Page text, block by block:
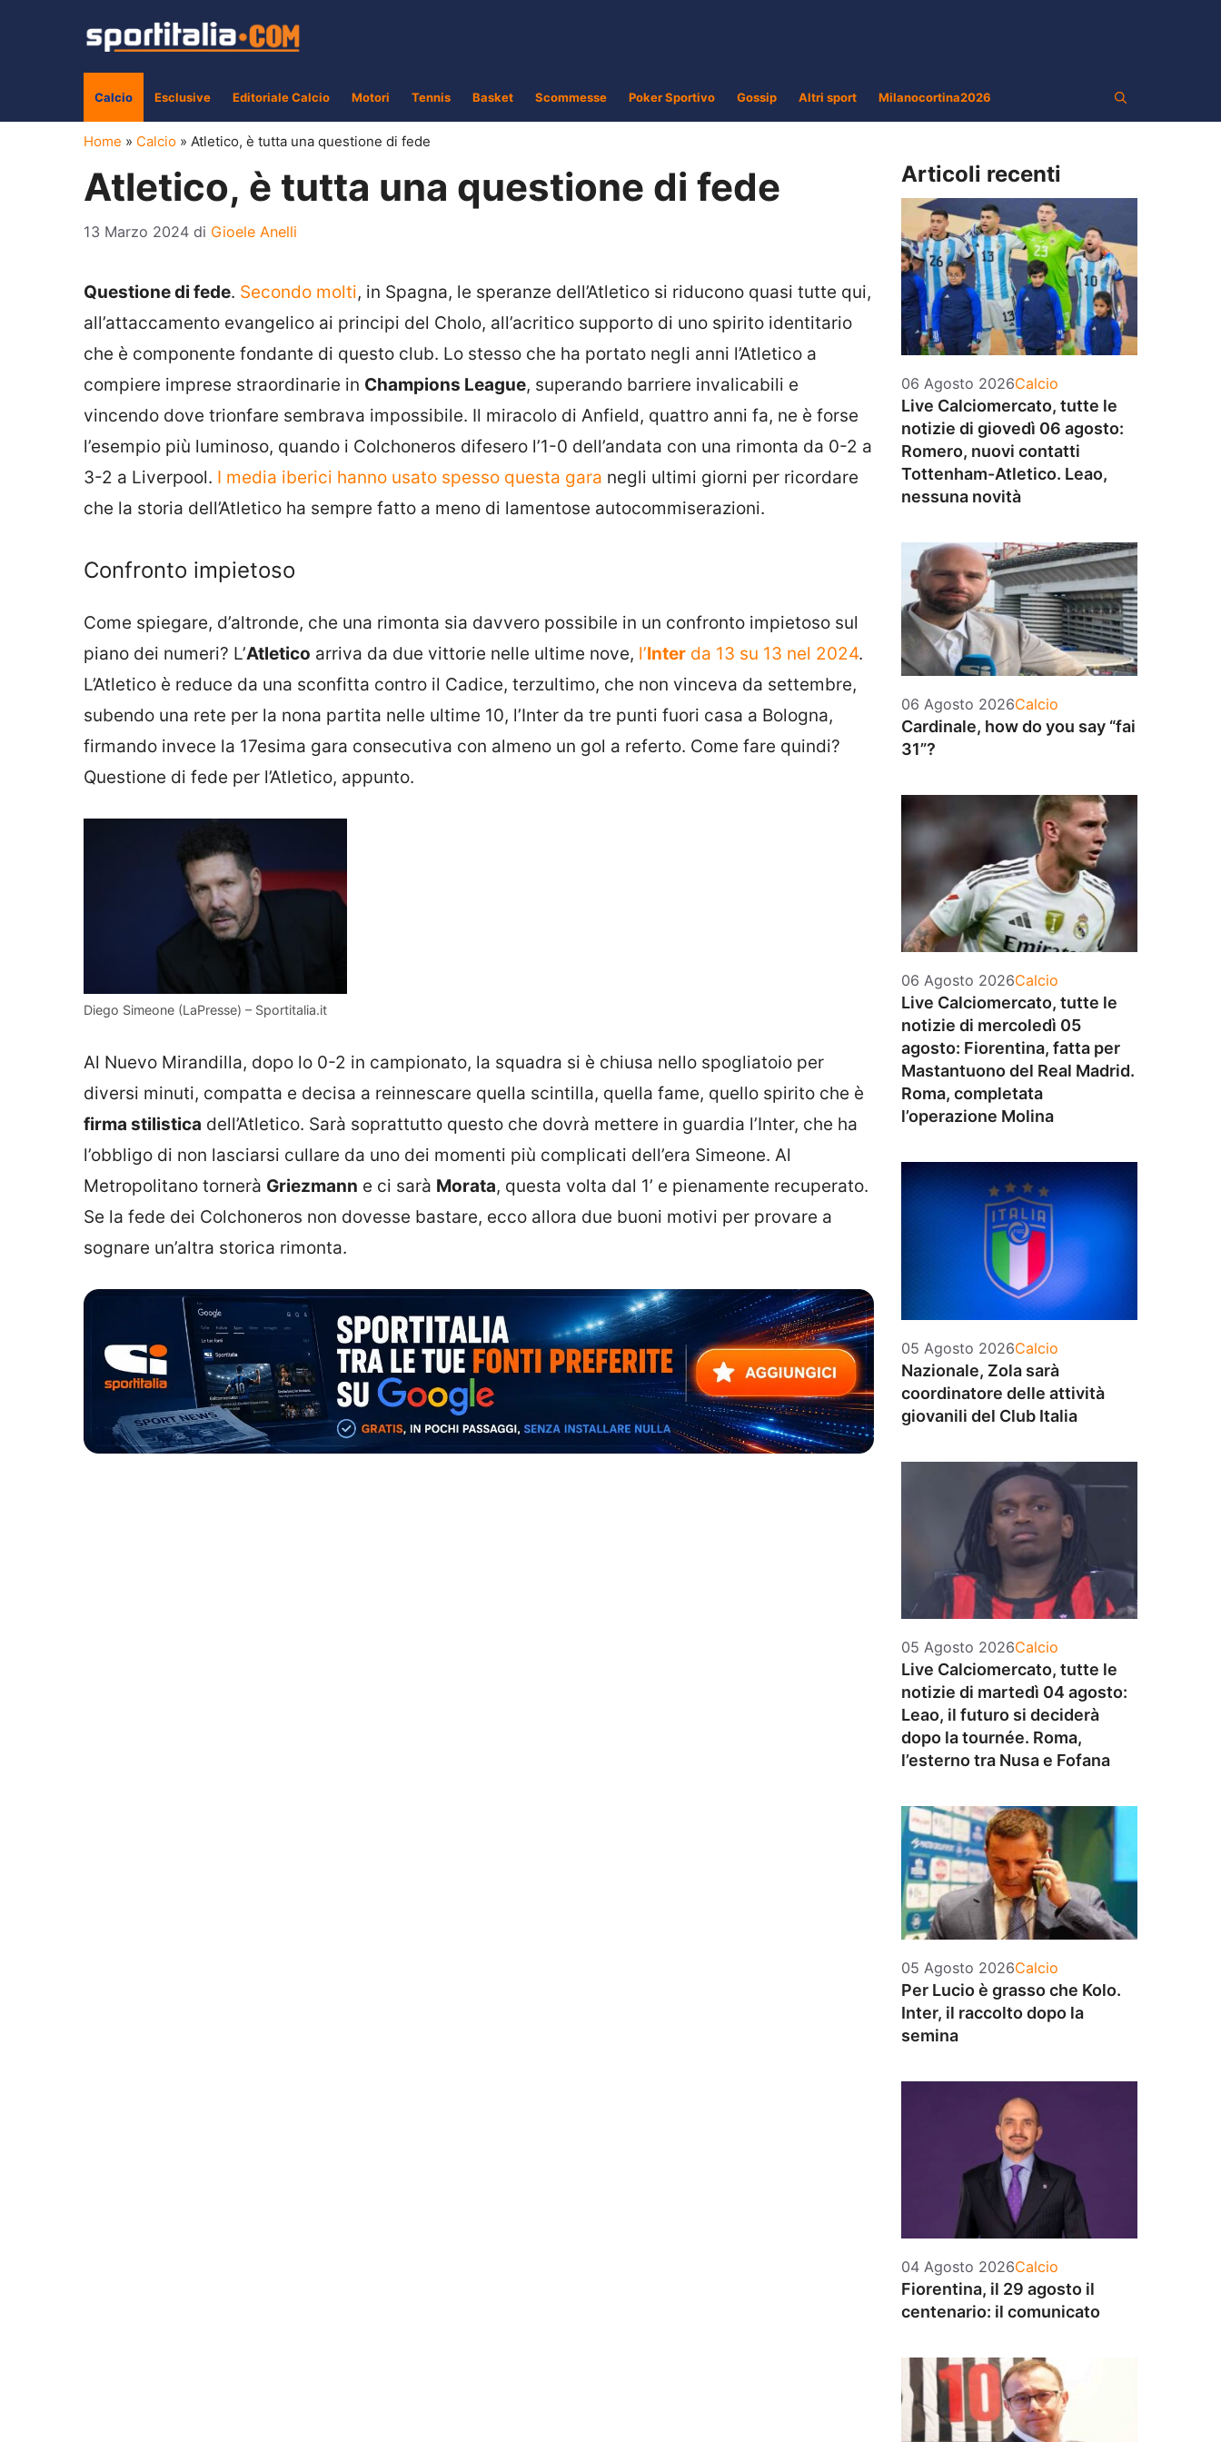
Calcio Esclusive Editoriale Calcio Motori Tennis Basket Scommesse Poker Sportivo Gossip Altri sport Milanocortina2026
Home » Calcio » Atletico, è tutta una questione di fede
Atletico, è tutta una questione di fede
13 Marzo 2024 di Gioele Anelli
Questione di fede. Secondo molti, in Spagna, le speranze dell’Atletico si riducono quasi tutte qui,
all’attaccamento evangelico ai principi del Cholo, all’acritico supporto di uno spirito identitario
che è componente fondante di questo club. Lo stesso che ha portato negli anni l’Atletico a
compiere imprese straordinarie in Champions League, superando barriere invalicabili e
vincendo dove trionfare sembrava impossibile. Il miracolo di Anfield, quattro anni fa, ne è forse
l’esempio più luminoso, quando i Colchoneros difesero l’1-0 dell’andata con una rimonta da 0-2 a
3-2 a Liverpool. I media iberici hanno usato spesso questa gara negli ultimi giorni per ricordare
che la storia dell’Atletico ha sempre fatto a meno di lamentose autocommiserazioni.
Confronto impietoso
Come spiegare, d’altronde, che una rimonta sia davvero possibile in un confronto impietoso sul
piano dei numeri? L’Atletico arriva da due vittorie nelle ultime nove, l’Inter da 13 su 13 nel 2024.
L’Atletico è reduce da una sconfitta contro il Cadice, terzultimo, che non vinceva da settembre,
subendo una rete per la nona partita nelle ultime 10, l’Inter da tre punti fuori casa a Bologna,
firmando invece la 17esima gara consecutiva con almeno un gol a referto. Come fare quindi?
Questione di fede per l’Atletico, appunto.
Diego Simeone (LaPresse) – Sportitalia.it
Al Nuevo Mirandilla, dopo lo 0-2 in campionato, la squadra si è chiusa nello spogliatoio per
diversi minuti, compatta e decisa a reinnescare quella scintilla, quella fame, quello spirito che è
firma stilistica dell’Atletico. Sarà soprattutto questo che dovrà mettere in guardia l’Inter, che ha
l’obbligo di non lasciarsi cullare da uno dei momenti più complicati dell’era Simeone. Al
Metropolitano tornerà Griezmann e ci sarà Morata, questa volta dal 1’ e pienamente recuperato.
Se la fede dei Colchoneros non dovesse bastare, ecco allora due buoni motivi per provare a
sognare un’altra storica rimonta.
Articoli recenti
06 Agosto 2026Categorie
Calcio
Live Calciomercato, tutte le
notizie di giovedì 06 agosto:
Romero, nuovi contatti
Tottenham-Atletico. Leao,
nessuna novità
06 Agosto 2026Categorie
Calcio
Cardinale, how do you say “fai
31”?
06 Agosto 2026Categorie
Calcio
Live Calciomercato, tutte le
notizie di mercoledì 05
agosto: Fiorentina, fatta per
Mastantuono del Real Madrid.
Roma, completata
l’operazione Molina
05 Agosto 2026Categorie
Calcio
Nazionale, Zola sarà
coordinatore delle attività
giovanili del Club Italia
05 Agosto 2026Categorie
Calcio
Live Calciomercato, tutte le
notizie di martedì 04 agosto:
Leao, il futuro si deciderà
dopo la tournée. Roma,
l’esterno tra Nusa e Fofana
05 Agosto 2026Categorie
Calcio
Per Lucio è grasso che Kolo.
Inter, il raccolto dopo la
semina
04 Agosto 2026Categorie
Calcio
Fiorentina, il 29 agosto il
centenario: il comunicato